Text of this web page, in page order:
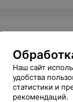
Наш сайт
удобства
статистики и
рекомендаций.